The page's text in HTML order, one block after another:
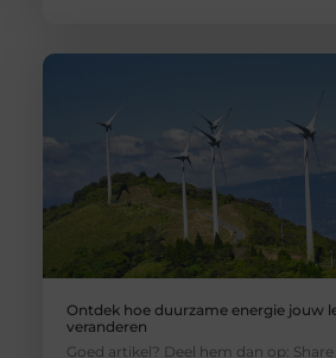
Ontdek hoe duurzame energie jouw
veranderen
Goed artikel? Deel hem dan op: